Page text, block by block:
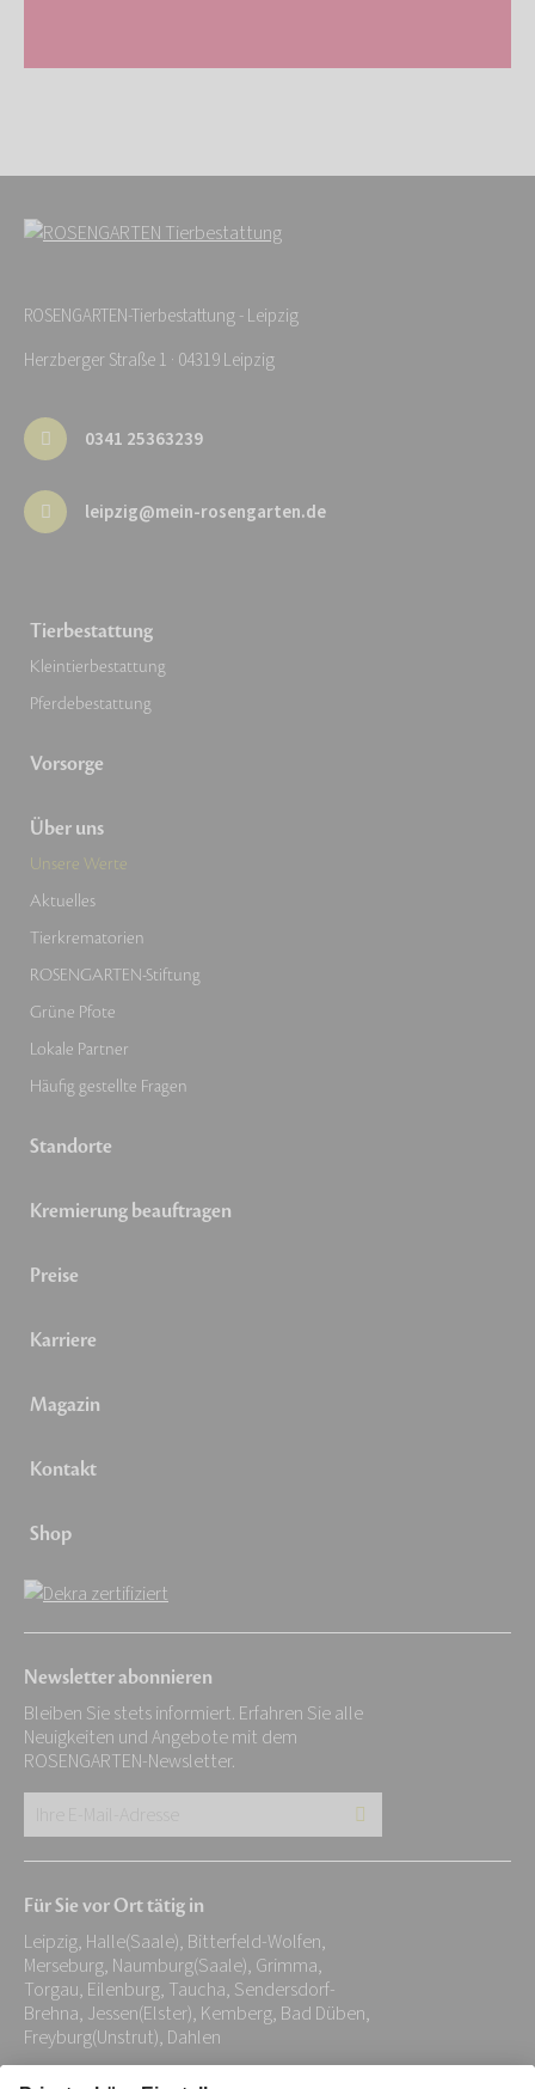
ROSENGARTEN-Tierbestattung - Leipzig
Herzberger Straße 1 · 04319 Leipzig
0341 25363239
leipzig@mein-rosengarten.de
Tierbestattung
Kleintierbestattung
Pferdebestattung
Vorsorge
Über uns
Unsere Werte
Aktuelles
Tierkrematorien
ROSENGARTEN-Stiftung
Grüne Pfote
Lokale Partner
Häufig gestellte Fragen
Standorte
Kremierung beauftragen
Preise
Karriere
Magazin
Kontakt
Shop
Newsletter abonnieren
Bleiben Sie stets informiert. Erfahren Sie alle
Neuigkeiten und Angebote mit dem
ROSENGARTEN-Newsletter.
E-
Adresse:
*
Für Sie vor Ort tätig in
Leipzig, Halle(Saale), Bitterfeld-Wolfen,
Merseburg, Naumburg(Saale), Grimma,
Torgau, Eilenburg, Taucha, Sendersdorf-
Brehna, Jessen(Elster), Kemberg, Bad Düben,
Freyburg(Unstrut), Dahlen